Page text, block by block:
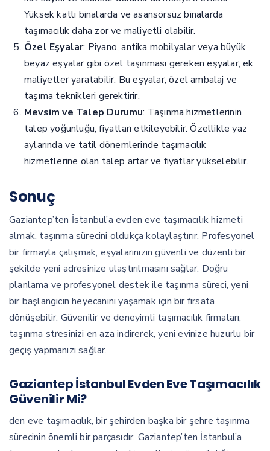
Yüksek katlı binalarda ve asansörsüz binalarda
taşımacılık daha zor ve maliyetli olabilir.
Özel Eşyalar: Piyano, antika mobilyalar veya büyük
beyaz eşyalar gibi özel taşınması gereken eşyalar, ek
maliyetler yaratabilir. Bu eşyalar, özel ambalaj ve
taşıma teknikleri gerektirir.
Mevsim ve Talep Durumu: Taşınma hizmetlerinin
talep yoğunluğu, fiyatları etkileyebilir. Özellikle yaz
aylarında ve tatil dönemlerinde taşımacılık
hizmetlerine olan talep artar ve fiyatlar yükselebilir.
Sonuç
Gaziantep’ten İstanbul’a evden eve taşımacılık hizmeti
almak, taşınma sürecini oldukça kolaylaştırır. Profesyonel
bir firmayla çalışmak, eşyalarınızın güvenli ve düzenli bir
şekilde yeni adresinize ulaştırılmasını sağlar. Doğru
planlama ve profesyonel destek ile taşınma süreci, yeni
bir başlangıcın heyecanını yaşamak için bir fırsata
dönüşebilir. Güvenilir ve deneyimli taşımacılık firmaları,
taşınma stresinizi en aza indirerek, yeni evinize huzurlu bir
geçiş yapmanızı sağlar.
Gaziantep İstanbul Evden Eve Taşımacılık
Güvenilir Mi?
den eve taşımacılık, bir şehirden başka bir şehre taşınma
sürecinin önemli bir parçasıdır. Gaziantep’ten İstanbul’a